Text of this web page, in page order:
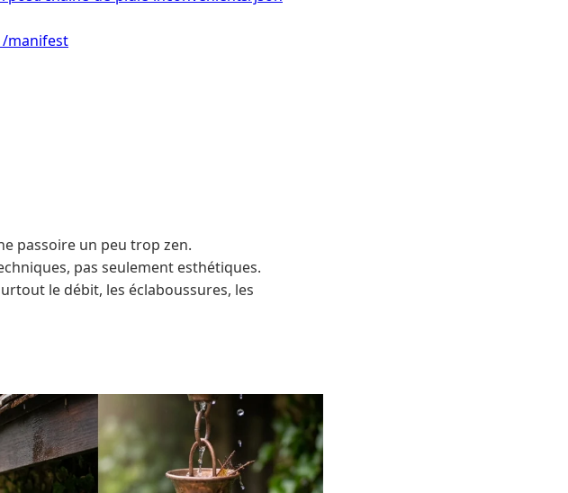
manifest
passoire un peu trop zen.
pas seulement esthétiques.
le débit, les éclaboussures, les